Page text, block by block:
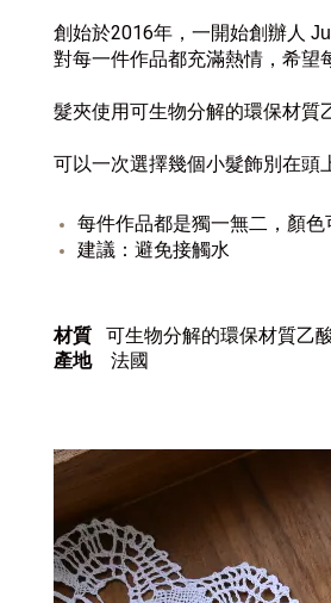
創始於2016年，一開始創辦人
對每一件作品都充滿熱情，希望
髮夾使用可生物分解的環保材質
可以一次選擇幾個小髮飾別在頭
每件作品都是獨一無二，顏
建議：避免接觸水
材質 可生物分解的環保材質乙
產地 法國